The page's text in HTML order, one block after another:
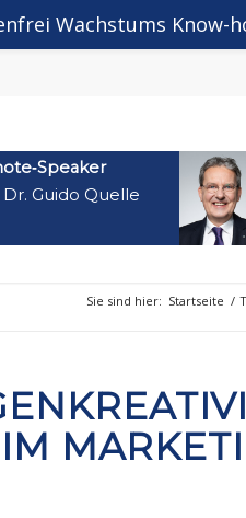
Dr. Guido Quelle
Sie sind hier: Startseite /
Wachstums Know-